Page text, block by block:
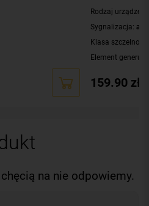
Rodzaj
Sygnalizacja:
Klasa
Element
Kolor obudowy:
159.90 zł
na nie odpowiemy.